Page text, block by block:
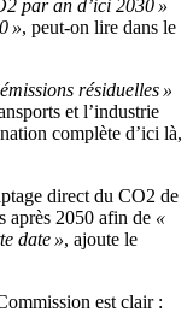
par an d’ici 2030 »
», peut-on lire dans le
résiduelles »
et l’industrie
complète d’ici là,
direct du CO2 de
après 2050 afin de «
date », ajoute le
est clair :